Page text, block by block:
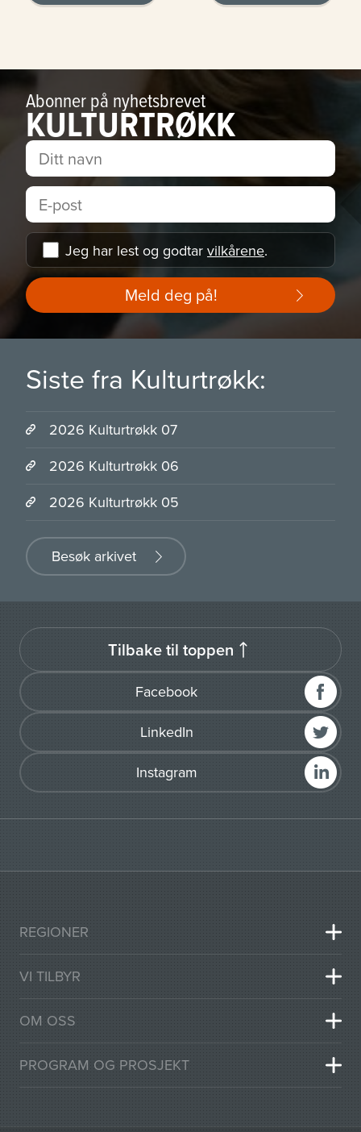
Abonner på nyhetsbrevet
KULTURTRØKK
Jeg har lest og godtar vilkårene.
Meld deg på!
Siste fra Kulturtrøkk:
2026 Kulturtrøkk 07
2026 Kulturtrøkk 06
2026 Kulturtrøkk 05
Besøk arkivet
Facebook
LinkedIn
Instagram
Tilbake til toppen
REGIONER
VI TILBYR
OM OSS
PROGRAM OG PROSJEKT